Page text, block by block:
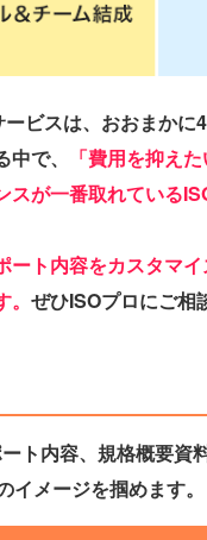
ビスは、おおまか
で、
「費用を抑え
スが一番取れている
ート内容をカスタマ
ぜひISOプロにご相
ト内容、規格概要資
イメージを掴めます。